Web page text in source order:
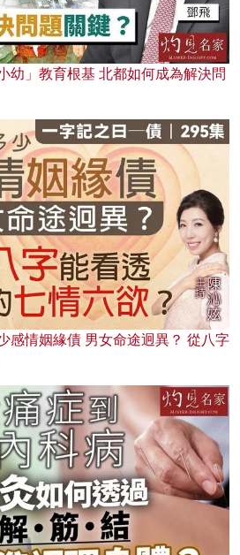
幼」教育根基 北都如何成為解決問
感情姻緣債 男女命途迥異？ 從八字